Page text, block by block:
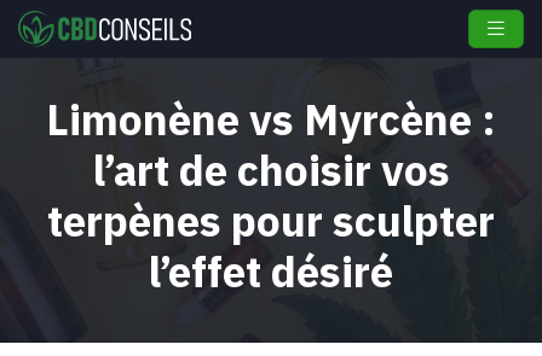
Limonène vs Myrcène :
l’art de choisir vos
terpènes pour sculpter
l’effet désiré